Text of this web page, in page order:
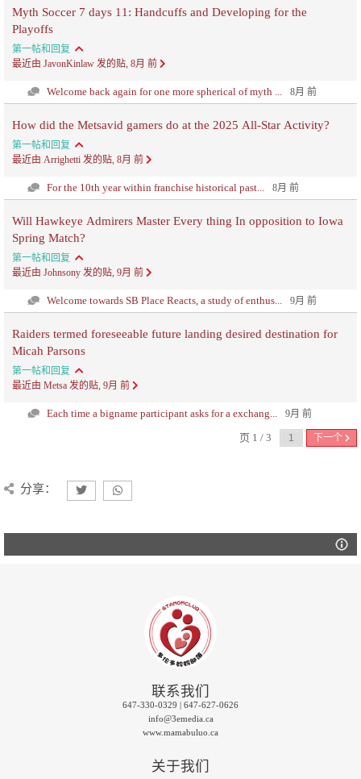
Myth Soccer 7 days 11: Handcuffs and Developing for the
Playoffs
第一帖和回复
最近由 JavonKinlaw 发的贴, 8月 前
Welcome back again for one more spherical of myth ... 8月 前
How did the Metsavid gamers do at the 2025 All-Star Activity?
第一帖和回复
最近由 Arrighetti 发的贴, 8月 前
For the 10th year within franchise historical past... 8月 前
Will Hawkeye Admirers Master Every thing In opposition to Iowa
Spring Match?
第一帖和回复
最近由 Johnsony 发的贴, 9月 前
Welcome towards SB Place Reacts, a study of enthus... 9月 前
Raiders termed foreseeable future landing desired destination for
Micah Parsons
第一帖和回复
最近由 Metsa 发的贴, 9月 前
Each time a bigname participant asks for a exchang... 9月 前
页 1 / 3 下一个
分享：
联系我们
647-330-0329 | 647-627-0626
info@3emedia.ca
www.mamabuluo.ca
关于我们